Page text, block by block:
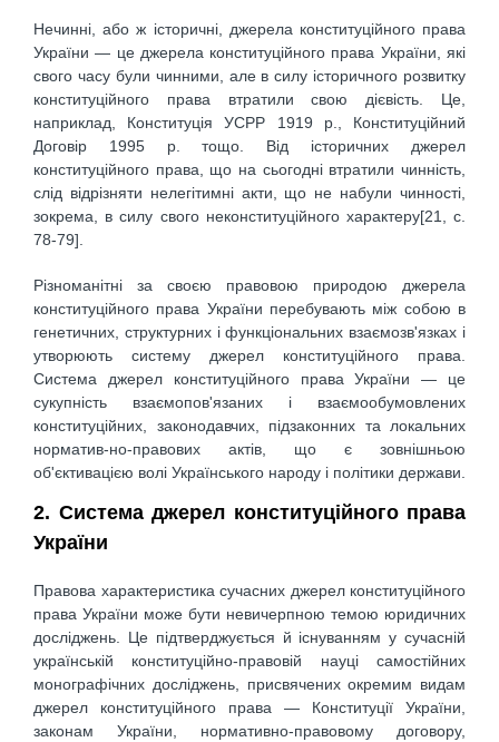
Нечинні, або ж історичні, джерела конституційного права
України — це джерела конституційного права України, які
свого часу були чинними, але в силу історичного розвитку
конституційного права втратили свою дієвість. Це,
наприклад, Конституція УСРР 1919 р., Конституційний
Договір 1995 р. тощо. Від історичних джерел
конституційного права, що на сьогодні втратили чинність,
слід відрізняти нелегітимні акти, що не набули чинності,
зокрема, в силу свого неконституційного характеру[21, c.
78-79].
Різноманітні за своєю правовою природою джерела
конституційного права України перебувають між собою в
генетичних, структурних і функціональних взаємозв'язках і
утворюють систему джерел конституційного права.
Система джерел конституційного права України — це
сукупність взаємопов'язаних і взаємообумовлених
конституційних, законодавчих, підзаконних та локальних
норматив-но-правових актів, що є зовнішньою
об'єктивацією волі Українського народу і політики держави.
2. Система джерел конституційного права
України
Правова характеристика сучасних джерел конституційного
права України може бути невичерпною темою юридичних
досліджень. Це підтверджується й існуванням у сучасній
українській конституційно-правовій науці самостійних
монографічних досліджень, присвячених окремим видам
джерел конституційного права — Конституції України,
законам України, нормативно-правовому договору,